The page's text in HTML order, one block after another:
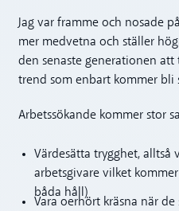
Jag var framme och nosade
mer medvetna och ställer
den senaste generationen att
trend som enbart kommer bli
Arbetssökande kommer stor
Värdesätta trygghet, alltså
arbetsgivare vilket
båda håll)
Vara oerhört kräsna när